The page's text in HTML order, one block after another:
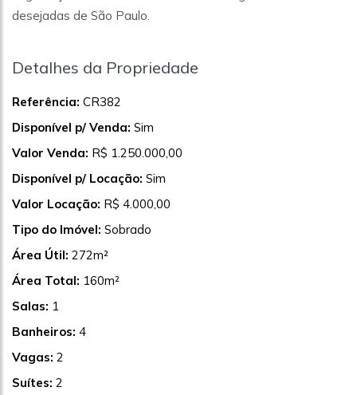
desejadas de São Paulo.
Detalhes da Propriedade
Referência: CR382
Disponível p/ Venda: Sim
Valor Venda: R$ 1.250.000,00
Disponível p/ Locação: Sim
Valor Locação: R$ 4.000,00
Tipo do Imóvel: Sobrado
Área Útil: 272m²
Área Total: 160m²
Salas: 1
Banheiros: 4
Vagas: 2
Suítes: 2